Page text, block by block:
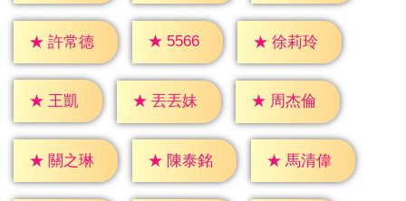
★ 許常德 ★ 5566 ★ 徐莉玲
★ 王凱 ★ 丟丟妹 ★ 周杰倫
★ 關之琳 ★ 陳泰銘 ★ 馬清偉